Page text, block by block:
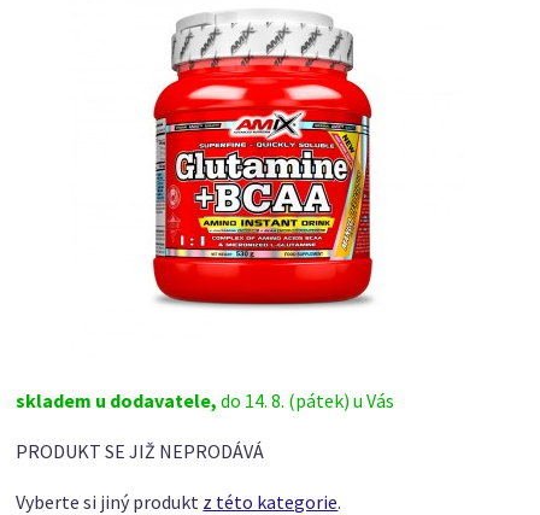
skladem u dodavatele,do 14. 8. (pátek) u Vás
PRODUKT SE JIŽ NEPRODÁVÁ
Vyberte si jiný produkt z této kategorie.